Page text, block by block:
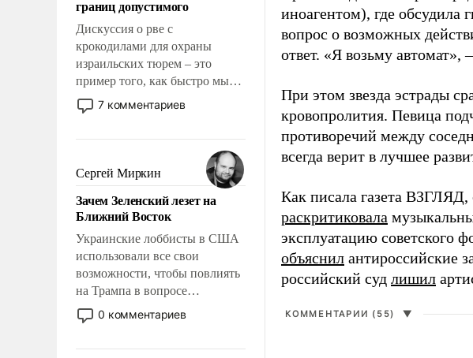
границ допустимого
Дискуссия о рве с
крокодилами для охраны
израильских тюрем – это
пример того, как быстро мы
двигаемся по пути
революционных изменений.
псевдонаучной фантастики,
стало всерьез обсуждаемой
идеей.
7 комментариев
Сергей Миркин
Зачем Зеленский лезет на
Ближний Восток
Украинские лоббисты в США
использовали все свои
возможности, чтобы повлиять
на Трампа в вопросе
предоставления вооружений
своим нанимателям. Вероятно,
0 комментариев
иноагентом), где обсудила
вопрос о возможных
ответ. «Я возьму автомат»,
При этом звезда эстрады
кровопролития. Певица
противоречий между
всегда верит в лучшее
Как писала газета
раскритиковала
эксплуатацию советского
объяснил антироссийские
российский суд лишил
КОММЕНТАРИИ (55) ▼